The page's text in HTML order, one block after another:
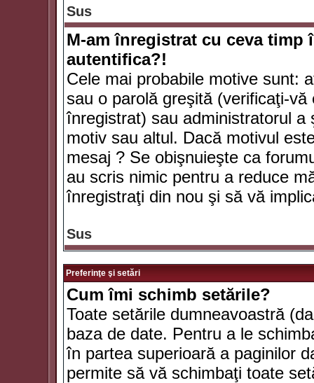
Sus
M-am înregistrat cu ceva timp
autentifica?!
Cele mai probabile motive sunt:
sau o parolă greşită (verificaţi-
înregistrat) sau administratorul
motiv sau altul. Dacă motivul
mesaj ? Se obişnuieşte ca
au scris nimic pentru a reduce
înregistraţi din nou şi să vă
Sus
Preferinţe şi setări
Cum îmi schimb setările?
Toate setările dumneavoastră
baza de date. Pentru a le
în partea superioară a paginilor
permite să vă schimbaţi toate